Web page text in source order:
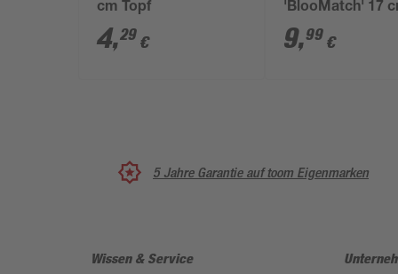
cm Topf
4,29 €
'BlooMatch' 17
Topf
9,99 €
5 Jahre Garantie auf toom Eigenmarken
Wissen & Service